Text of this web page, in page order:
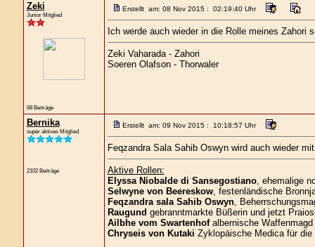
Zeki
Junior Mitglied
68 Beiträge
Erstellt am: 08 Nov 2015 : 02:19:40 Uhr
Ich werde auch wieder in die Rolle meines Zahori
Zeki Vaharada - Zahori
Soeren Olafson - Thorwaler
Bernika
super aktives Mitglied
2102 Beiträge
Erstellt am: 09 Nov 2015 : 10:18:57 Uhr
Feqzandra Sala Sahib Oswyn wird auch wieder
Aktive Rollen:
Elyssa Niobalde di Sansegostiano, ehemalige
Selwyne von Beereskow, festenländische
Feqzandra sala Sahib Oswyn,
Raugund gebranntmarkte Büßerin und jetzt
Ailbhe vom Swartenhofalbernische Waffenmagd
Chryseis von Kutaki Zyklopäische Medica für